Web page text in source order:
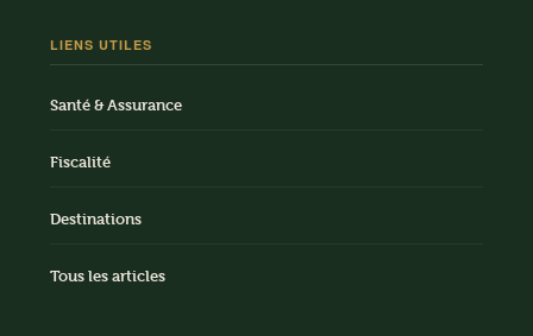
LIENS UTILES
Santé & Assurance
Fiscalité
Destinations
Tous les articles